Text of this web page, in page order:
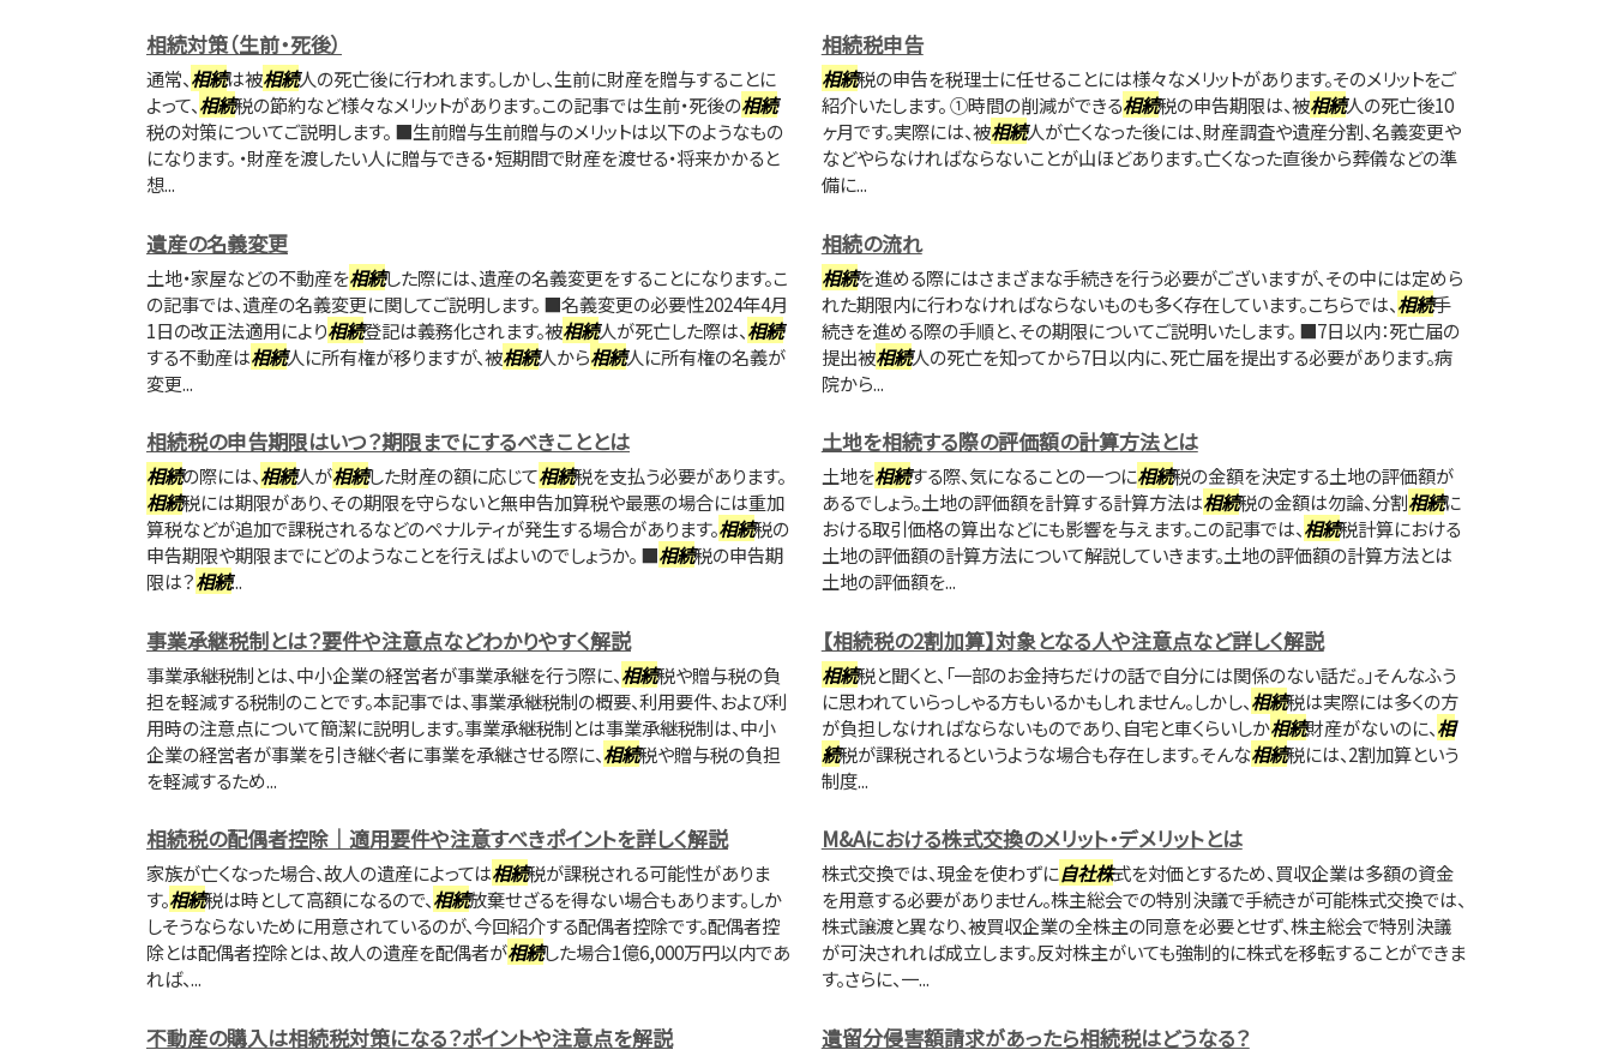
相続対策（生前・死後）
通常、相続は被相続人の死亡後に行われます。しかし、生前に財産を贈与することに
よって、相続税の節約など様々なメリットがあります。この記事では生前・死後の相続
税の対策についてご説明します。 ■生前贈与生前贈与のメリットは以下のようなもの
になります。 ・財産を渡したい人に贈与できる・短期間で財産を渡せる・将来かかると
想...
相続税申告
相続税の申告を税理士に任せることには様々なメリットがあります。そのメリットをご
紹介いたします。 ①時間の削減ができる相続税の申告期限は、被相続人の死亡後10
ヶ月です。実際には、被相続人が亡くなった後には、財産調査や遺産分割、名義変更や
などやらなければならないことが山ほどあります。亡くなった直後から葬儀などの準
備に...
遺産の名義変更
土地・家屋などの不動産を相続した際には、遺産の名義変更をすることになります。こ
の記事では、遺産の名義変更に関してご説明します。 ■名義変更の必要性2024年4月
1日の改正法適用により相続登記は義務化されます。被相続人が死亡した際は、相続
する不動産は相続人に所有権が移りますが、被相続人から相続人に所有権の名義が
変更...
相続の流れ
相続を進める際にはさまざまな手続きを行う必要がございますが、その中には定めら
れた期限内に行わなければならないものも多く存在しています。こちらでは、相続手
続きを進める際の手順と、その期限についてご説明いたします。 ■7日以内：死亡届の
提出被相続人の死亡を知ってから7日以内に、死亡届を提出する必要があります。病
院から...
相続税の申告期限はいつ？期限までにするべきこととは
相続の際には、相続人が相続した財産の額に応じて相続税を支払う必要があります。
相続税には期限があり、その期限を守らないと無申告加算税や最悪の場合には重加
算税などが追加で課税されるなどのペナルティが発生する場合があります。相続税の
申告期限や期限までにどのようなことを行えばよいのでしょうか。 ■相続税の申告期
限は？相続...
土地を相続する際の評価額の計算方法とは
土地を相続する際、気になることの一つに相続税の金額を決定する土地の評価額が
あるでしょう。土地の評価額を計算する計算方法は相続税の金額は勿論、分割相続に
おける取引価格の算出などにも影響を与えます。この記事では、相続税計算における
土地の評価額の計算方法について解説していきます。土地の評価額の計算方法とは
土地の評価額を...
事業承継税制とは？要件や注意点などわかりやすく解説
事業承継税制とは、中小企業の経営者が事業承継を行う際に、相続税や贈与税の負
担を軽減する税制のことです。本記事では、事業承継税制の概要、利用要件、および利
用時の注意点について簡潔に説明します。事業承継税制とは事業承継税制は、中小
企業の経営者が事業を引き継ぐ者に事業を承継させる際に、相続税や贈与税の負担
を軽減するため...
【相続税の2割加算】対象となる人や注意点など詳しく解説
相続税と聞くと、「一部のお金持ちだけの話で自分には関係のない話だ。」そんなふう
に思われていらっしゃる方もいるかもしれません。しかし、相続税は実際には多くの方
が負担しなければならないものであり、自宅と車くらいしか相続財産がないのに、相
続税が課税されるというような場合も存在します。そんな相続税には、2割加算という
制度...
相続税の配偶者控除｜適用要件や注意すべきポイントを詳しく解説
家族が亡くなった場合、故人の遺産によっては相続税が課税される可能性がありま
す。相続税は時として高額になるので、相続放棄せざるを得ない場合もあります。しか
しそうならないために用意されているのが、今回紹介する配偶者控除です。配偶者控
除とは配偶者控除とは、故人の遺産を配偶者が相続した場合1億6,000万円以内であ
れば、...
M&Aにおける株式交換のメリット・デメリットとは
株式交換では、現金を使わずに自社株式を対価とするため、買収企業は多額の資金
を用意する必要がありません。株主総会での特別決議で手続きが可能株式交換では、
株式譲渡と異なり、被買収企業の全株主の同意を必要とせず、株主総会で特別決議
が可決されれば成立します。反対株主がいても強制的に株式を移転することができま
す。さらに、一...
不動産の購入は相続税対策になる？ポイントや注意点を解説 遺留分侵害額請求があったら相続税はどうなる？